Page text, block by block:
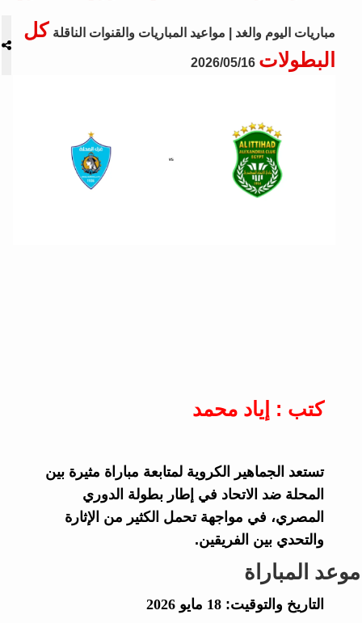
مباريات اليوم والغد | مواعيد المباريات والقنوات الناقلة كل
البطولات 2026/05/16
كتب : إياد محمد
تستعد الجماهير الكروية لمتابعة مباراة مثيرة بين
المحلة ضد الاتحاد في إطار بطولة الدوري
المصري، في مواجهة تحمل الكثير من الإثارة
والتحدي بين الفريقين.
موعد المباراة
التاريخ والتوقيت: 18 مايو 2026